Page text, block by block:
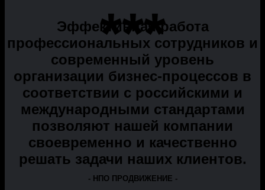
***
Эффективная работа
профессиональных сотрудников и
современный уровень
организации бизнес-процессов в
соответствии с российскими и
международными стандартами
позволяют нашей компании
своевременно и качественно
решать задачи наших клиентов.
- НПО ПРОДВИЖЕНИЕ -